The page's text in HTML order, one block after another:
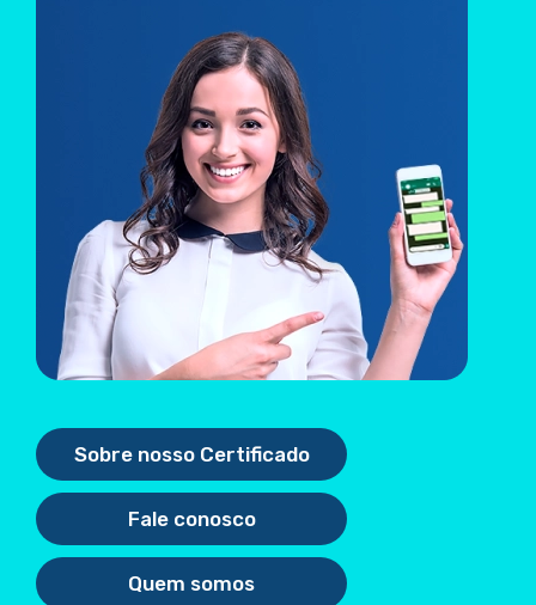
Sobre nosso Certificado
Fale conosco
Quem somos